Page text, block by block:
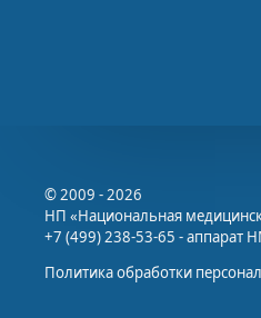
© 2009 - 2026
НП «Национальная
+7 (499) 238-53-65 - аппарат
Политика обработки